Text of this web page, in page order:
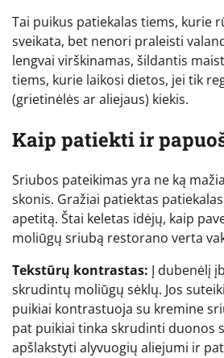
Tai puikus patiekalas tiems, kurie
sveikata, bet nenori praleisti
lengvai virškinamas, šildantis
tiems, kurie laikosi dietos, jei tik
(grietinėlės ar aliejaus) kiekis.
Kaip patiekti ir
Sriubos pateikimas yra ne ką
skonis. Gražiai patiektas
apetitą. Štai keletas idėjų, kaip
moliūgų sriubą restorano verta
Tekstūrų kontrastas: Į dubenėlį
skrudintų moliūgų sėklų. Jos
puikiai kontrastuoja su kremine
pat puikiai tinka skrudinti duonos
apšlakstyti alyvuogių aliejumi ir